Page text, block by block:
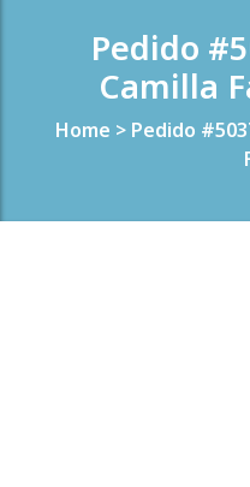
Pedido
Camilla
Home > Pedido